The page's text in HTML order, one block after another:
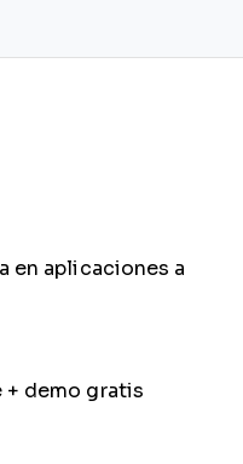
en aplicaciones a
+ demo gratis